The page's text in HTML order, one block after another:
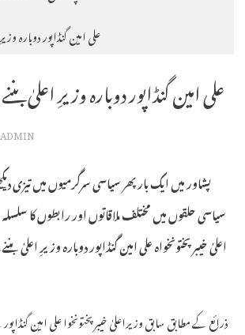
علی امین گنڈاپور دوبارہ
علی امین گنڈاپور دوبارہ وزیرِ اعلیٰ
ADMIN
پشاور میں ایک بار پھر سیاسی سرگرمیوں میں تیزی
سیاسی حلقوں میں مختلف ملاقاتوں اور رابطوں کا
اعلیٰ خیبرپختونخواہ علی امین گنڈاپور دوبارہ وزیرِ
ذرائع کے مطابق سابق وزیراعلیٰ خیبر پختونخوا علی امین